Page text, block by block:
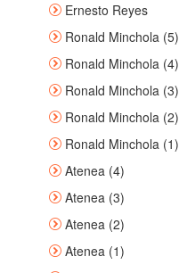
Ernesto Reyes
Ronald Minchola (5)
Ronald Minchola (4)
Ronald Minchola (3)
Ronald Minchola (2)
Ronald Minchola (1)
Atenea (4)
Atenea (3)
Atenea (2)
Atenea (1)